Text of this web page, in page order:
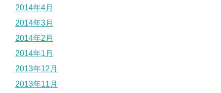
2014年4月
2014年3月
2014年2月
2014年1月
2013年12月
2013年11月